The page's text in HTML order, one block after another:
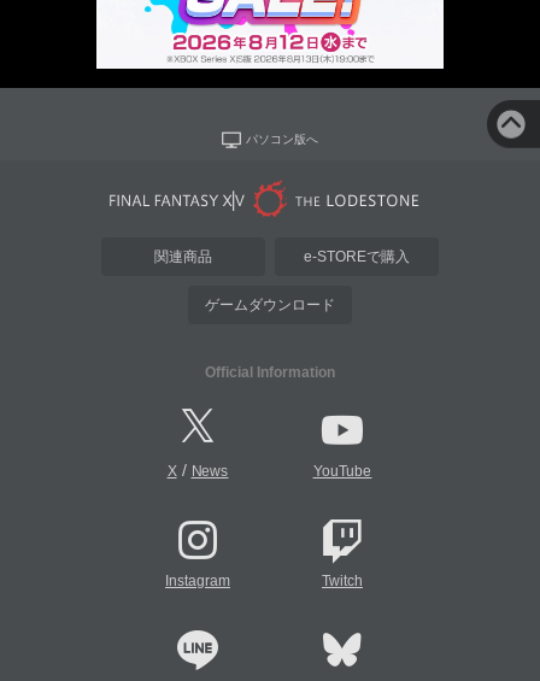
パソコン版へ
関連商品 e-STOREで購入
ゲームダウンロード
Official Information
X/ News YouTube
Instagram Twitch